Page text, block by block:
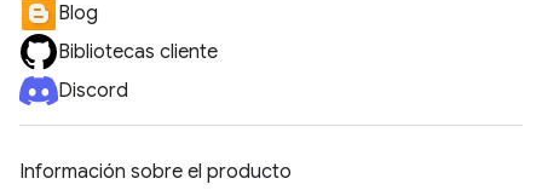
Blog
Bibliotecas cliente
Discord
Información sobre el producto